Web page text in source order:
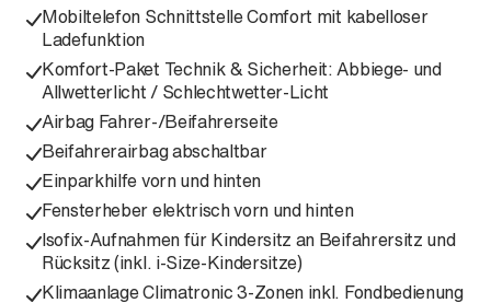
Mobiltelefon Schnittstelle Comfort mit kabelloser
Ladefunktion
Komfort-Paket Technik & Sicherheit: Abbiege- und
Allwetterlicht / Schlechtwetter-Licht
Airbag Fahrer-/Beifahrerseite
Beifahrerairbag abschaltbar
Einparkhilfe vorn und hinten
Fensterheber elektrisch vorn und hinten
Isofix-Aufnahmen für Kindersitz an Beifahrersitz und
Rücksitz (inkl. i-Size-Kindersitze)
Klimaanlage Climatronic 3-Zonen inkl. Fondbedienung